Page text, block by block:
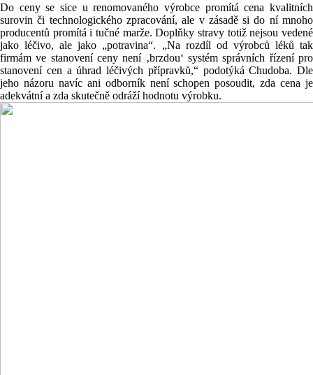
Do ceny se sice u renomovaného výrobce promítá cena kvalitních
surovin či technologického zpracování, ale v zásadě si do ní mnoho
producentů promítá i tučné marže. Doplňky stravy totiž nejsou vedené
jako léčivo, ale jako „potravina“. „Na rozdíl od výrobců léků tak
firmám ve stanovení ceny není ‚brzdou‘ systém správních řízení pro
stanovení cen a úhrad léčivých přípravků,“ podotýká Chudoba. Dle
jeho názoru navíc ani odborník není schopen posoudit, zda cena je
adekvátní a zda skutečně odráží hodnotu výrobku.